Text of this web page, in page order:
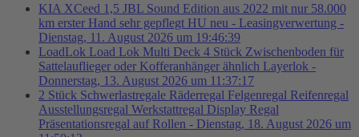
KIA XCeed 1,5 JBL Sound Edition aus 2022 mit nur 58.000
km erster Hand sehr gepflegt HU neu - Leasingverwertung -
Dienstag, 11. August 2026 um 19:46:39
LoadLok Load Lok Multi Deck 4 Stück Zwischenboden für
Sattelauflieger oder Kofferanhänger ähnlich Layerlok -
Donnerstag, 13. August 2026 um 11:37:17
2 Stück Schwerlastregale Räderregal Felgenregal Reifenregal
Ausstellungsregal Werkstattregal Display Regal
Präsentationsregal auf Rollen - Dienstag, 18. August 2026 um